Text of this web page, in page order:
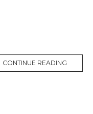
CONTINUE READING